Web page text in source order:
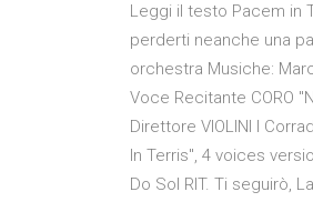
Leggi il testo Pacem in
perderti neanche una
orchestra Musiche:
Voce Recitante CORO
Direttore VIOLINI I
In Terris", 4 voices
Do Sol RIT. Ti seguirò,